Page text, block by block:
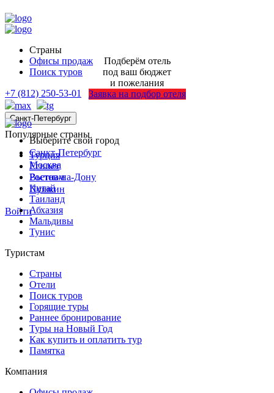
Страны
Офисы продаж
Поиск туров
+7 (812) 250-53-01
Санкт-Петербург
Выберите свой город
Санкт-Петербург
Москва
Ростов-на-Дону
Пушкин
Войти
Подберём отель
под ваш бюджет
и пожелания
Заявка на подбор отеля
Популярные страны
Турция
Египет
Вьетнам
Китай
Таиланд
Абхазия
Мальдивы
Тунис
Туристам
Страны
Отели
Поиск туров
Горящие туры
Раннее бронирование
Туры на Новый Год
Как купить и оплатить тур
Памятка
Компания